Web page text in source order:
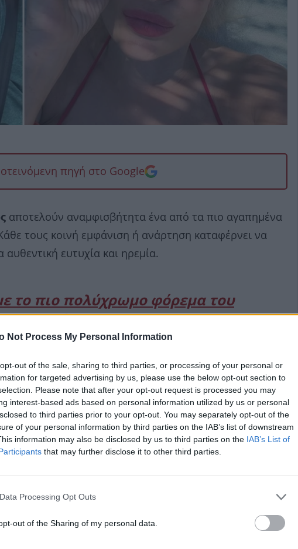
Not Process My Personal Information
out of the sale, sharing to third parties, or processing of your personal or
for targeted advertising by us, please use the below opt-out section to
Please note that after your opt-out request is processed you may
interest-based ads based on personal information utilized by us or personal
to third parties prior to your opt-out. You may separately opt-out of the
of your personal information by third parties on the IAB’s list of downstream
information may also be disclosed by us to third parties on the IAB’s List of
that may further disclose it to other third parties.
Processing Opt Outs
out of the Sharing of my personal data.
πηγή στο Google
αποτελούν αναμφισβήτητα ένα από τα πιο αγαπημένα
τους κοινή εμφάνιση ή ανάρτηση καταφέρνει να
ευτυχία και ηρεμία.
το πιο πολύχρωμο φόρεμα του